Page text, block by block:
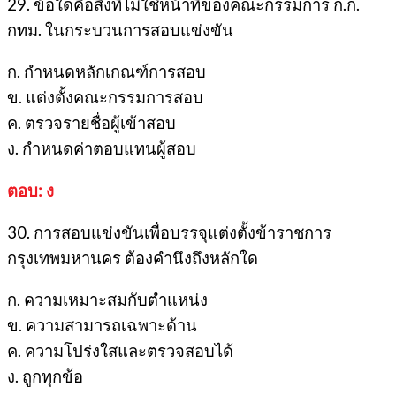
29. ข้อใดคือสิ่งที่ไม่ใช่หน้าที่ของคณะกรรมการ ก.ก.
กทม. ในกระบวนการสอบแข่งขัน
ก. กำหนดหลักเกณฑ์การสอบ
ข. แต่งตั้งคณะกรรมการสอบ
ค. ตรวจรายชื่อผู้เข้าสอบ
ง. กำหนดค่าตอบแทนผู้สอบ
ตอบ: ง
30. การสอบแข่งขันเพื่อบรรจุแต่งตั้งข้าราชการ
กรุงเทพมหานคร ต้องคำนึงถึงหลักใด
ก. ความเหมาะสมกับตำแหน่ง
ข. ความสามารถเฉพาะด้าน
ค. ความโปร่งใสและตรวจสอบได้
ง. ถูกทุกข้อ